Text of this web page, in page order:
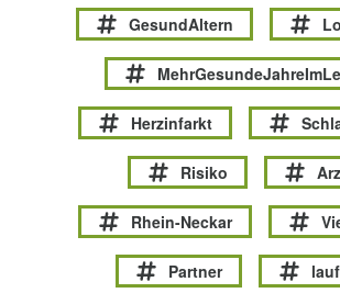
GesundAltern
Herzinfarkt
Risiko
Rhein-Neckar
Partner